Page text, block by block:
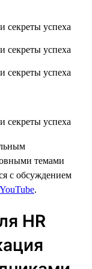
темами
с обсуждением
.
HR